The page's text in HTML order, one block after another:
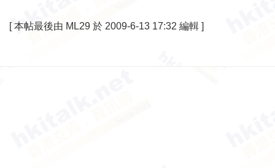
本帖最後由 ML29 於 2009-6-13 17:32 編輯